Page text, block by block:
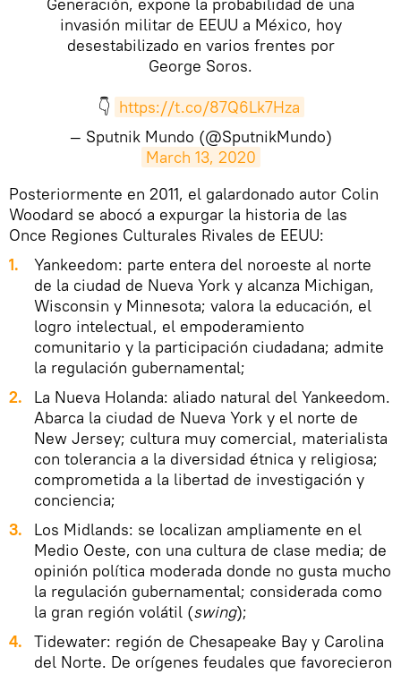
invasión militar de EEUU a México, hoy
desestabilizado en varios frentes por
George Soros.
👇 https://t.co/87Q6Lk7Hza
— Sputnik Mundo (@SputnikMundo)
March 13, 2020
Posteriormente en 2011, el galardonado autor Colin
Woodard se abocó a expurgar la historia de las
Once Regiones Culturales Rivales de EEUU:
Yankeedom: parte entera del noroeste al norte
de la ciudad de Nueva York y alcanza Michigan,
Wisconsin y Minnesota; valora la educación, el
logro intelectual, el empoderamiento
comunitario y la participación ciudadana; admite
la regulación gubernamental;
La Nueva Holanda: aliado natural del Yankeedom.
Abarca la ciudad de Nueva York y el norte de
New Jersey; cultura muy comercial, materialista
con tolerancia a la diversidad étnica y religiosa;
comprometida a la libertad de investigación y
conciencia;
Los Midlands: se localizan ampliamente en el
Medio Oeste, con una cultura de clase media; de
opinión política moderada donde no gusta mucho
la regulación gubernamental; considerada como
la gran región volátil (swing);
Tidewater: región de Chesapeake Bay y Carolina
del Norte. De orígenes feudales que favorecieron